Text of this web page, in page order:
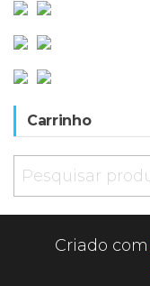
Carrinho
Pesquisar
por:
Criado com